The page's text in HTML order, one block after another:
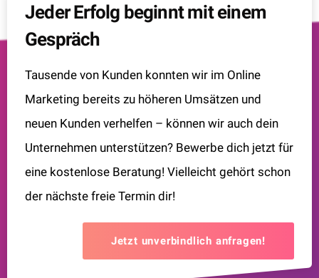
Jeder Erfolg beginnt mit einem
Gespräch
Tausende von Kunden konnten wir im Online
Marketing bereits zu höheren Umsätzen und
neuen Kunden verhelfen – können wir auch dein
Unternehmen unterstützen? Bewerbe dich jetzt für
eine kostenlose Beratung! Vielleicht gehört schon
der nächste freie Termin dir!
Jetzt unverbindlich anfragen!